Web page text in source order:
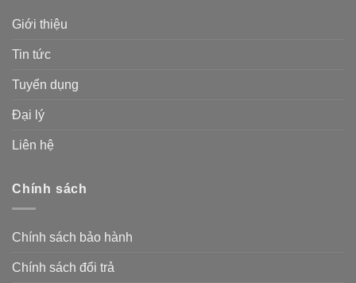
Giới thiệu
Tin tức
Tuyển dụng
Đại lý
Liên hệ
Chính sách
Chính sách bảo hành
Chính sách đổi trả